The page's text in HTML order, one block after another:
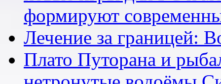
формируют
Лечение за границей:
Плато Путорана и